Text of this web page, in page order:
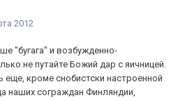
2012
"бугага" и возбужденно-
не путайте Божий дар с яичницей.
еще, кроме снобистски настроенной
наших сограждан Финляндии,